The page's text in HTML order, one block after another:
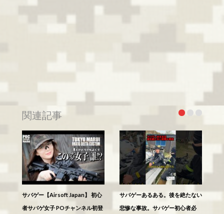
関連記事
サバゲー【Airsoft Japan】 初心
者サバゲ女子 POチャンネル初登
サバゲーあるある。後を絶たない
悲惨な事故。サバゲー初心者必